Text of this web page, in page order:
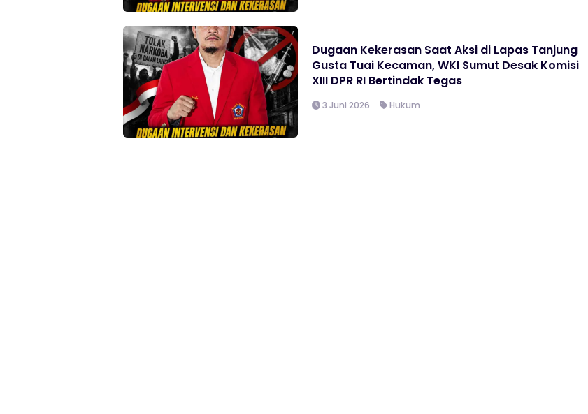
Dugaan Kekerasan Saat Aksi di Lapas Tanjung
Gusta Tuai Kecaman, WKI Sumut Desak Komisi
XIII DPR RI Bertindak Tegas
3 Juni 2026 Hukum